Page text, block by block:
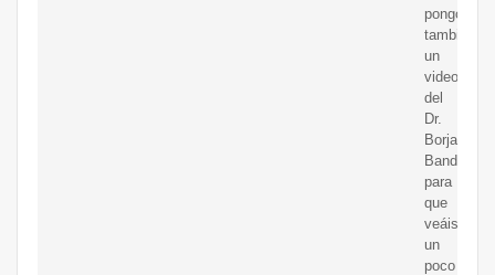
pongo
también
un
video
del
Dr.
Borja
Bandera
para
que
veáis
un
poco